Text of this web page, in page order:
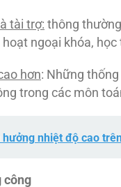
tài trợ: thông
ngoại khóa,
hơn: Những
trong các môn
hưởng nhiệt độ cao
công